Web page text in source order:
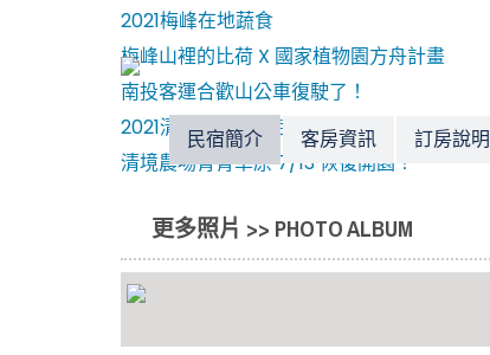
2021梅峰在地蔬食
梅峰山裡的比荷 X 國家植物園方舟計畫
南投客運合歡山公車復駛了！
2021清境一夏～風起飛羊
清境農場青青草原 7/13 恢復開園！
民宿簡介 客房資訊 訂房說明
更多照片 >> PHOTO ALBUM